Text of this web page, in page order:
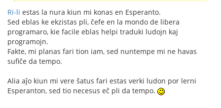
Ri-li estas la nura kiun mi konas en Esperanto.
Sed eblas ke ekzistas pli, ĉefe en la mondo de libera
programaro, kie facile eblas helpi traduki ludojn kaj
programojn.
Fakte, mi planas fari tion iam, sed nuntempe mi ne havas
sufiĉe da tempo.
Alia aĵo kiun mi vere ŝatus fari estas verki ludon por lerni
Esperanton, sed tio necesus eĉ pli da tempo.